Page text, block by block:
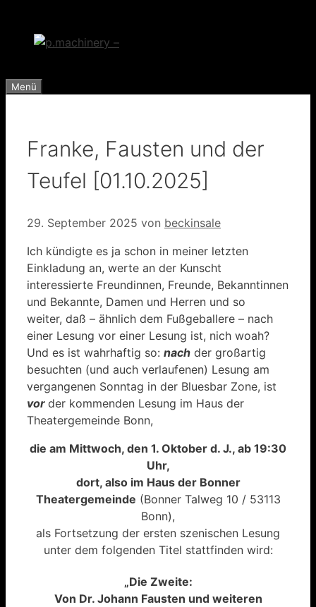
springen
Menü
Franke, Fausten und der
Teufel [01.10.2025]
29. September 2025 von beckinsale
Ich kündigte es ja schon in meiner letzten
Einkladung an, werte an der Kunscht
interessierte Freundinnen, Freunde, Bekanntinnen
und Bekannte, Damen und Herren und so
weiter, daß – ähnlich dem Fußgeballere – nach
einer Lesung vor einer Lesung ist, nich woah?
Und es ist wahrhaftig so: nach der großartig
besuchten (und auch verlaufenen) Lesung am
vergangenen Sonntag in der Bluesbar Zone, ist
vor der kommenden Lesung im Haus der
Theatergemeinde Bonn,
die am Mittwoch, den 1. Oktober d. J., ab 19:30
Uhr,
dort, also im Haus der Bonner
Theatergemeinde (Bonner Talweg 10 / 53113
Bonn),
als Fortsetzung der ersten szenischen Lesung
unter dem folgenden Titel stattfinden wird:
„Die Zweite:
Von Dr. Johann Fausten und weiteren